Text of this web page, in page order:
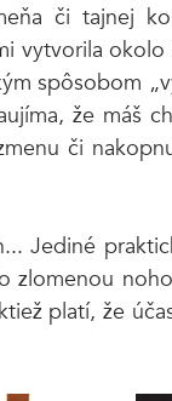
či tajnej
vytvorila
spôsobom
že máš
či
Jediné
zlomenou
platí, že